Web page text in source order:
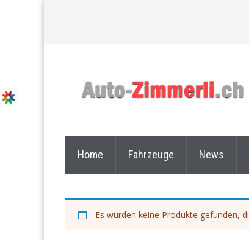
Home Fahrzeuge News
Es wurden keine Produkte gefunden,